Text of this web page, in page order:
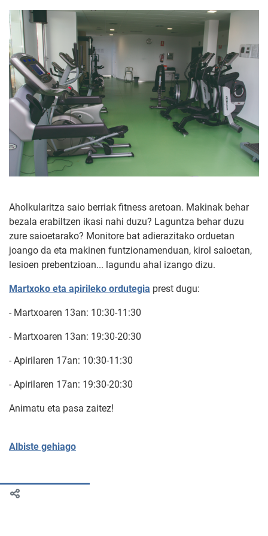
Aholkularitza saio berriak fitness aretoan. Makinak behar
bezala erabiltzen ikasi nahi duzu? Laguntza behar duzu
zure saioetarako? Monitore bat adierazitako orduetan
joango da eta makinen funtzionamenduan, kirol saioetan,
lesioen prebentzioan... lagundu ahal izango dizu.
Martxoko eta apirileko ordutegia prest dugu:
- Martxoaren 13an: 10:30-11:30
- Martxoaren 13an: 19:30-20:30
- Apirilaren 17an: 10:30-11:30
- Apirilaren 17an: 19:30-20:30
Animatu eta pasa zaitez!
Albiste gehiago